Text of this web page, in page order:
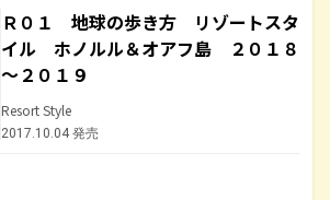
Ｒ０１ 地球の歩き方 リゾートスタ
イル ホノルル＆オアフ島 ２０１８
～２０１９
Resort Style
2017.10.04 発売